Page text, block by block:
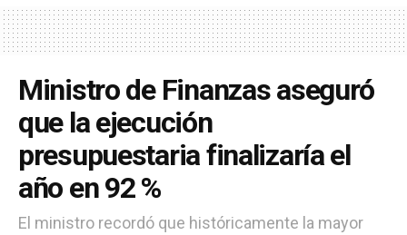
Ministro de Finanzas aseguró
que la ejecución
presupuestaria finalizaría el
año en 92 %
El ministro recordó que históricamente la mayor